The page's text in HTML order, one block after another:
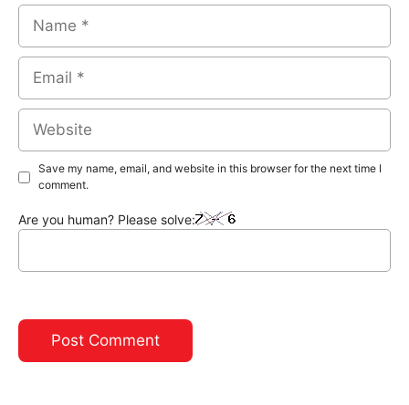
Name
Email
Website
Save my name, email, and website in this browser for the next time I
comment.
Are you human? Please solve: